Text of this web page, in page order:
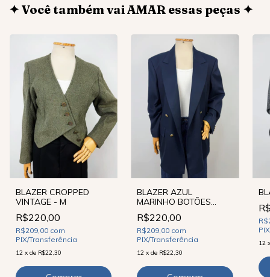
✦ Você também vai AMAR essas peças ✦
BLAZER CROPPED
VINTAGE - M
R$220,00
R$209,00 com
PIX/Transferência
12 x de R$22,30
BLAZER AZUL
MARINHO BOTÕES
DOURADOS - M/G
R$220,00
R$209,00 com
PIX/Transferência
12 xde R$22,30
12